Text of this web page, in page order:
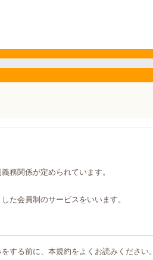
務関係が定められています。
た会員制のサービスをいいます。
する前に、本規約をよくお読みください。